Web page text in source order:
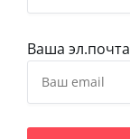
Ваша эл.почта